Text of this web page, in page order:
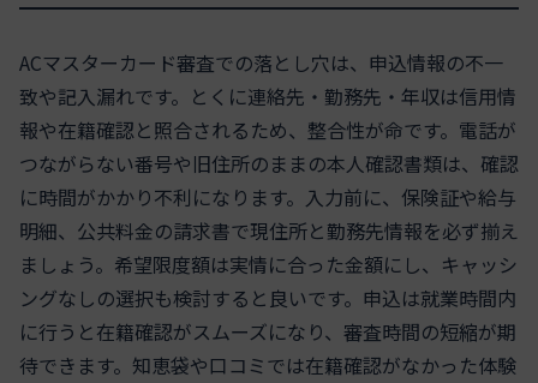
ACマスターカード審査での落とし穴は、申込情報の不一
致や記入漏れです。とくに連絡先・勤務先・年収は信用情
報や在籍確認と照合されるため、整合性が命です。電話が
つながらない番号や旧住所のままの本人確認書類は、確認
に時間がかかり不利になります。入力前に、保険証や給与
明細、公共料金の請求書で現住所と勤務先情報を必ず揃え
ましょう。希望限度額は実情に合った金額にし、キャッシ
ングなしの選択も検討すると良いです。申込は就業時間内
に行うと在籍確認がスムーズになり、審査時間の短縮が期
待できます。知恵袋や口コミでは在籍確認がなかった体験